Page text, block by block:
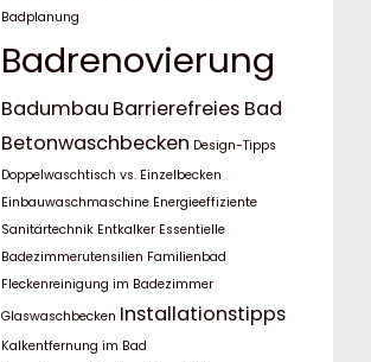
Badplanung
Badrenovierung
Badumbau Barrierefreies Bad
Betonwaschbecken Design-Tipps
Doppelwaschtisch vs. Einzelbecken
Einbauwaschmaschine Energieeffiziente
Sanitärtechnik Entkalker Essentielle
Badezimmerutensilien Familienbad
Fleckenreinigung im Badezimmer
Glaswaschbecken Installationstipps
Kalkentfernung im Bad